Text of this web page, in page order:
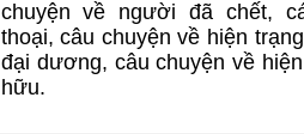
chuyện về người đã chết,
thoại, câu chuyện về hiện
đại dương, câu chuyện về
hữu.